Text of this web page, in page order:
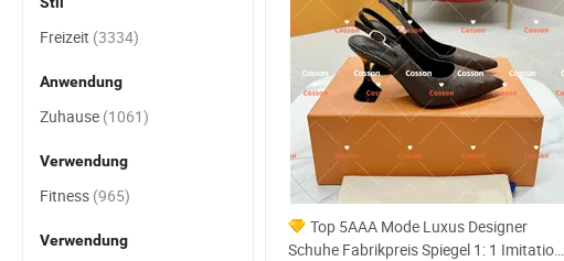
Top 5AAA Mode Luxus Designer
Schuhe Fabrikpreis Spiegel 1: 1 Imitation
Freizeit (3334)
Anwendung
Zuhause (1061)
Verwendung
Fitness (965)
Verwendung